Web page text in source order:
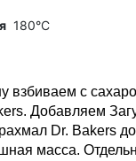
180°C
взбиваем с
Добавляем
Dr. Bakers
масса.